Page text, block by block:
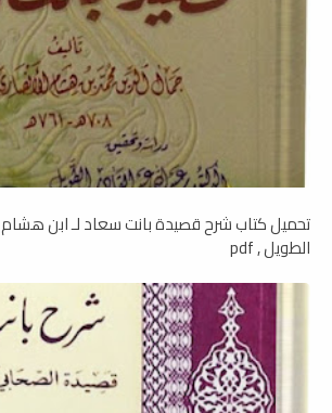
تحميل كتاب شرح قصيدة بانت سعاد لـ ابن
الطويل , pdf